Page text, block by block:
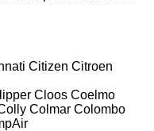
Citizen Citroen
Cloos Coelmo
Colmar Colombo